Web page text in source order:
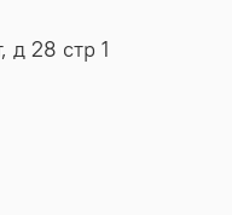
д 28 стр 1